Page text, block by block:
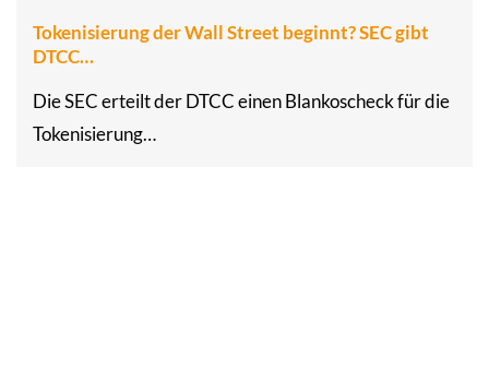
Tokenisierung der Wall Street beginnt? SEC gibt
DTCC…
Die SEC erteilt der DTCC einen Blankoscheck für die
Tokenisierung…